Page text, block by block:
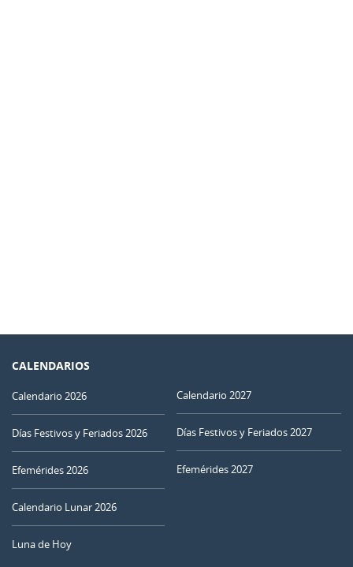
CALENDARIOS
Calendario 2026
Días Festivos y Feriados 2026
Efemérides 2026
Calendario Lunar 2026
Luna de Hoy
Calendario 2027
Días Festivos y Feriados 2027
Efemérides 2027